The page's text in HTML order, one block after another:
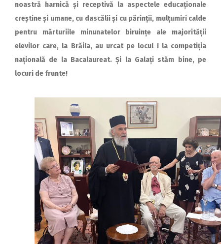
noastră harnică și receptivă la aspectele educaționale
creștine și umane, cu dascălii și cu părinții, mulțumiri calde
pentru mărturiile minunatelor biruințe ale majorității
elevilor care, la Brăila, au urcat pe locul I la competiția
națională de la Bacalaureat. Și la Galați stăm bine, pe
locuri de frunte!